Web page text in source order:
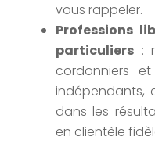
vous rappeler.
Professions
particuliers:
cordonniers
indépendants,
dans les
en clientèle